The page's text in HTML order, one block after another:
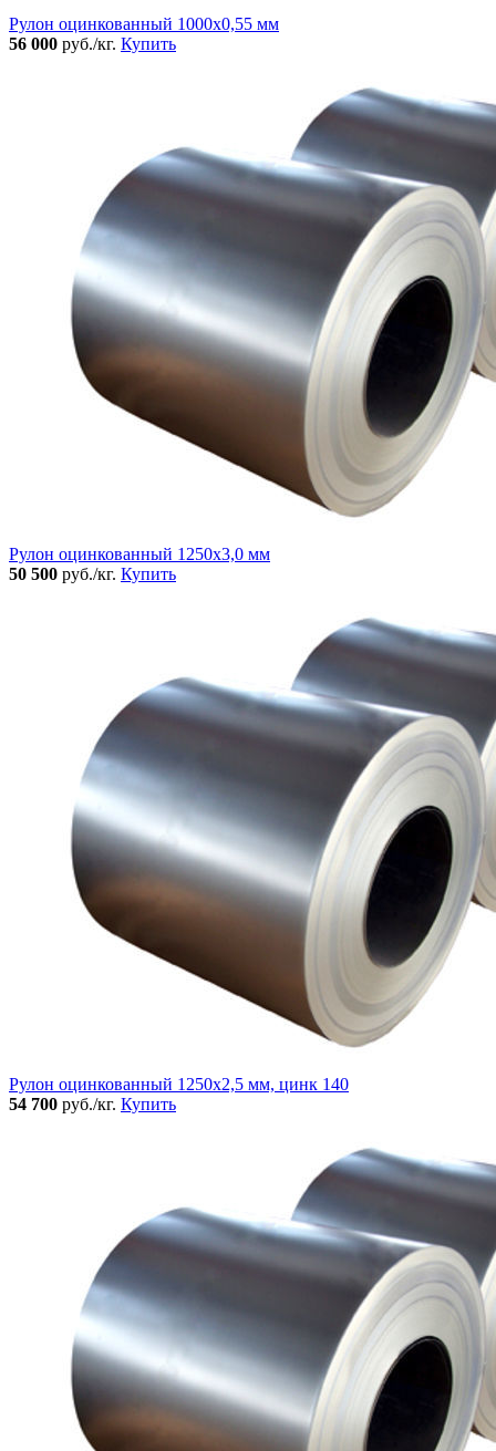
Рулон оцинкованный 1000х0,55 мм
56 000 руб./кг. Купить
Рулон оцинкованный 1250х3,0 мм
50 500 руб./кг. Купить
Рулон оцинкованный 1250х2,5 мм, цинк 140
54 700 руб./кг. Купить